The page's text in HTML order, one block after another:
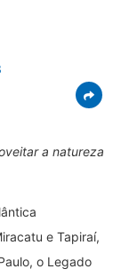
a natureza
e Tapiraí,
o Legado